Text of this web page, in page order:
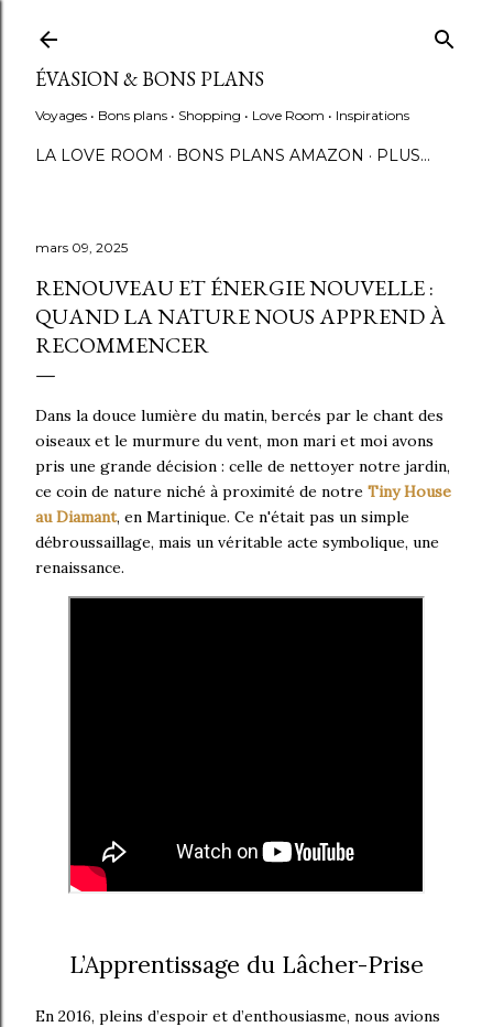
ÉVASION & BONS PLANS
Voyages • Bons plans • Shopping • Love Room • Inspirations
LA LOVE ROOM BONS PLANS AMAZON PLUS…
mars 09, 2025
RENOUVEAU ET ÉNERGIE NOUVELLE :
QUAND LA NATURE NOUS APPREND À
RECOMMENCER
Dans la douce lumière du matin, bercés par le chant des
oiseaux et le murmure du vent, mon mari et moi avons
pris une grande décision : celle de nettoyer notre jardin,
ce coin de nature niché à proximité de notre Tiny House
au Diamant, en Martinique. Ce n'était pas un simple
débroussaillage, mais un véritable acte symbolique, une
renaissance.
L’Apprentissage du Lâcher-Prise
En 2016, pleins d’espoir et d’enthousiasme, nous avions